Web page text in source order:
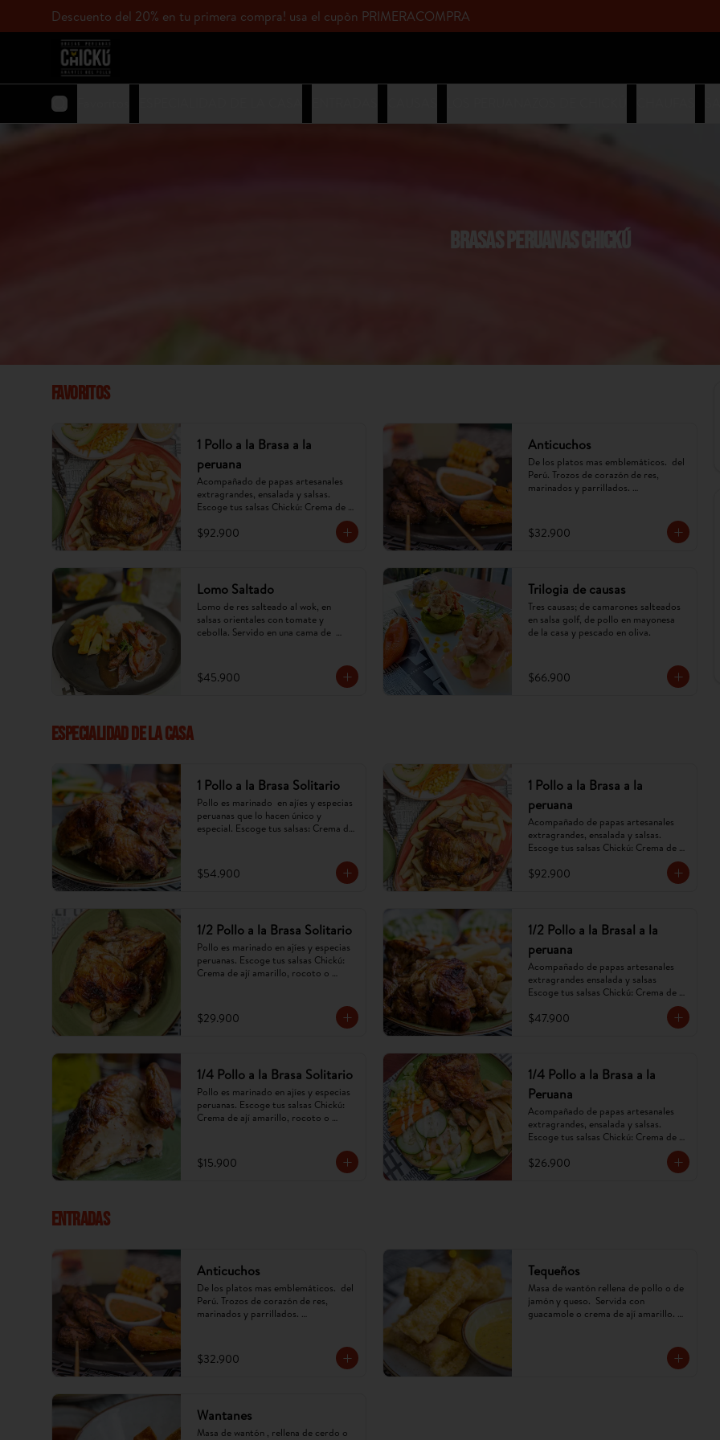
Descuento del 20% en tu primera compra! usa el cupòn PRIMERACOMPRA
BRASAS PERUANAS CHICKÚ
Favoritos
1 Pollo a la Brasa a la
peruana
Acompañado de papas artesanales
extragrandes, ensalada y salsas.
Escoge tus salsas Chickú: Crema de
(Imagen referencial, puede cambiar).
$92.900
Anticuchos
De los platos mas emblemáticos.  del
Perú. Trozos de corazón de res,
marinados y parrillados.
puede cambiar)
$32.900
Lomo Saltado
Lomo de res salteado al wok, en
salsas orientales con tomate y
cebolla. Servido en una cama de
$45.900
Trilogia de causas
Tres causas; de camarones salteados
en salsa golf, de pollo en mayonesa
de la casa y pescado en oliva.
$66.900
ESPECIALIDAD DE LA CASA
1 Pollo a la Brasa Solitario
Pollo es marinado  en ajíes y especias
peruanas que lo hacen único y
especial. Escoge tus salsas: Crema de
$54.900
1 Pollo a la Brasa a la
peruana
Acompañado de papas artesanales
extragrandes, ensalada y salsas.
Escoge tus salsas Chickú: Crema de
(Imagen referencial, puede cambiar).
$92.900
1/2 Pollo a la Brasa Solitario
Pollo es marinado en ajíes y especias
peruanas. Escoge tus salsas Chickú:
Crema de ají amarillo, rocoto o
$29.900
1/2 Pollo a la Brasal a la
peruana
Acompañado de papas artesanales
extragrandes ensalada y salsas
Escoge tus salsas Chickú: Crema de
(Imagen referencial, puede cambiar).
$47.900
1/4 Pollo a la Brasa Solitario
Pollo es marinado en ajíes y especias
peruanas. Escoge tus salsas Chickú:
Crema de ají amarillo, rocoto o
$15.900
1/4 Pollo a la Brasa a la
Peruana
Acompañado de papas artesanales
extragrandes, ensalada y salsas.
Escoge tus salsas Chickú: Crema de
(Imagen referencial, puede cambiar).
$26.900
ENTRADAS
Anticuchos
De los platos mas emblemáticos.  del
Perú. Trozos de corazón de res,
marinados y parrillados.
puede cambiar)
$32.900
Tequeños
Masa de wantón rellena de pollo o de
jamón y queso.  Servida con
guacamole o crema de ají amarillo.
Wantanes
Masa de wantón , rellena de cerdo o